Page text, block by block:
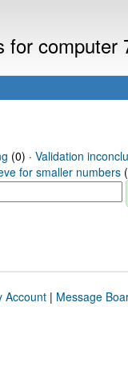
for computer
(0) · Validation
for smaller numbers
Account| Message